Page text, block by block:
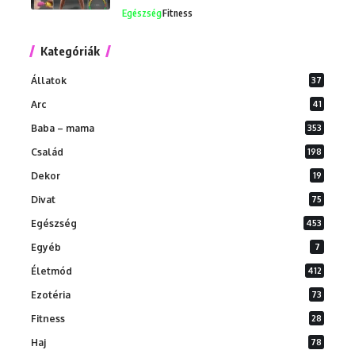
EgészségFitness
Kategóriák
Állatok 37
Arc 41
Baba – mama 353
Család 198
Dekor 19
Divat 75
Egészség 453
Egyéb 7
Életmód 412
Ezotéria 73
Fitness 28
Haj 78